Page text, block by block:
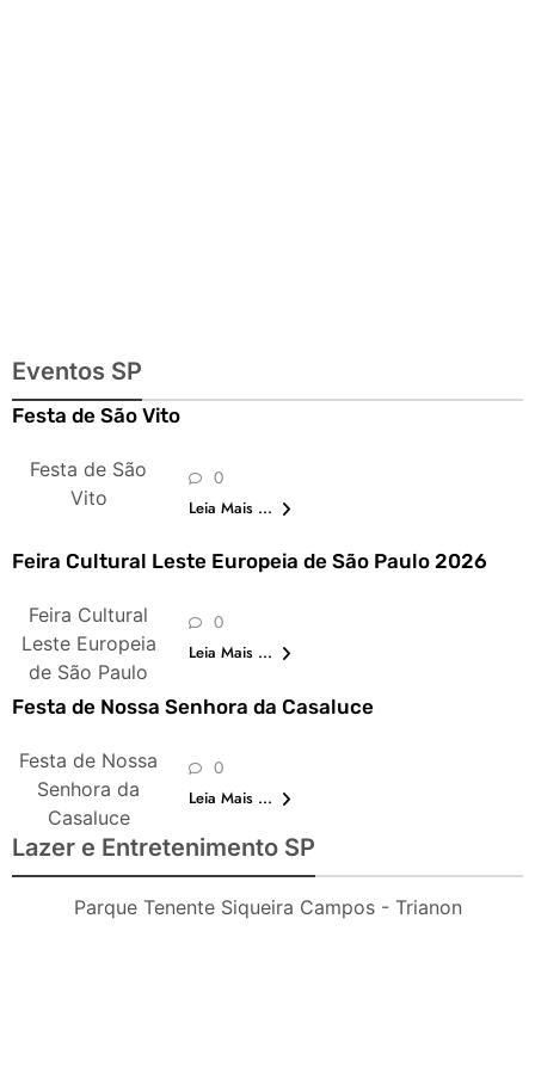
Eventos SP
Festa de São Vito
Festa de São
Vito
0
Leia Mais ...
Feira Cultural Leste Europeia de São Paulo 2026
Feira Cultural
Leste Europeia
de São Paulo
0
Leia Mais ...
Festa de Nossa Senhora da Casaluce
Festa de Nossa
Senhora da
Casaluce
0
Leia Mais ...
Lazer e Entretenimento SP
Parque Tenente Siqueira Campos - Trianon